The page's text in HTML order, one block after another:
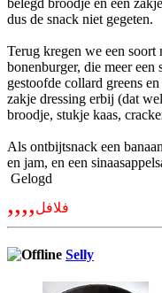
belegd broodje en een
dus de snack niet gegeten.
Terug kregen we een
bonenburger, die meer
gestoofde collard greens
zakje dressing erbij (dat
broodje, stukje kaas,
Als ontbijtsnack een
en jam, en een
Gelogd
,,,,فلافل
Selly